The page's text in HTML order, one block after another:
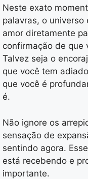
Neste exato
palavras, o
amor diretamente
confirmação de que
Talvez seja o
que você tem
que você é
é.
Não ignore os
sensação de
sentindo agora.
está recebendo e
importante.